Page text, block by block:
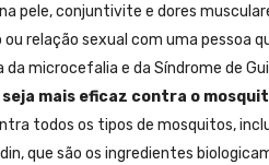
pele, conjuntivite e dores
relação sexual com uma pessoa
microcefalia e da Síndrome de
mais eficaz contra o
todos os tipos de mosquitos,
que são os ingredientes